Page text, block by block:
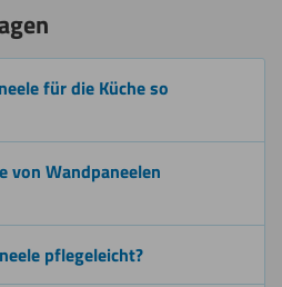
für die Küche so
von Wandpaneelen
pflegeleicht?